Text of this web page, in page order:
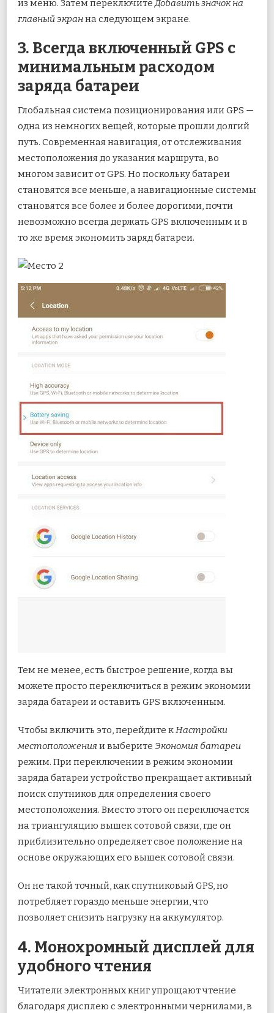
из меню. Затем переключите Добавить значок на
главный экранна следующем экране.
3. Всегда включенный GPS с
минимальным расходом
заряда батареи
Глобальная система позиционирования или GPS —
одна из немногих вещей, которые прошли долгий
путь. Современная навигация, от отслеживания
местоположения до указания маршрута, во
многом зависит от GPS. Но поскольку батареи
становятся все меньше, а навигационные системы
становятся все более и более дорогими, почти
невозможно всегда держать GPS включенным и в
то же время экономить заряд батареи.
Тем не менее, есть быстрое решение, когда вы
можете просто переключиться в режим экономии
заряда батареи и оставить GPS включенным.
Чтобы включить это, перейдите кНастройки
местоположения и выберите Экономия батареи
режим. При переключении в режим экономии
заряда батареи устройство прекращает активный
поиск спутников для определения своего
местоположения. Вместо этого он переключается
на триангуляцию вышек сотовой связи, где он
приблизительно определяет свое положение на
основе окружающих его вышек сотовой связи.
Он не такой точный, как спутниковый GPS, но
потребляет гораздо меньше энергии, что
позволяет снизить нагрузку на аккумулятор.
4. Монохромный дисплей для
удобного чтения
Читатели электронных книг упрощают чтение
благодаря дисплею с электронными чернилами, в